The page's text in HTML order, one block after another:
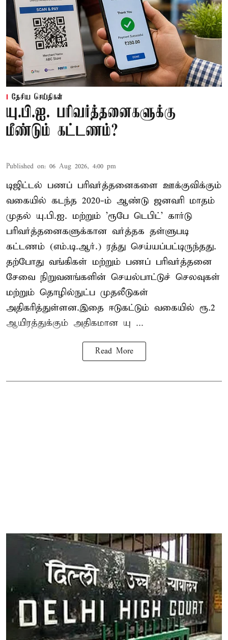
தேசிய செய்திகள்
யு.பி.ஐ. பரிவர்த்தனைகளுக்கு
மீண்டும் கட்டணம்?
Published on: 06 Aug 2026, 4:00 pm
டிஜிட்டல் பணப் பரிவர்த்தனைகளை ஊக்குவிக்கும்
வகையில் கடந்த 2020-ம் ஆண்டு ஜனவரி மாதம்
முதல் யு.பி.ஐ. மற்றும் 'ரூபே டெபிட்' கார்டு
பரிவர்த்தனைகளுக்கான வர்த்தக தள்ளுபடி
கட்டணம் (எம்.டி.ஆர்.) ரத்து செய்யப்பட்டிருந்தது.
தற்போது வங்கிகள் மற்றும் பணப் பரிவர்த்தனை
சேவை நிறுவனங்களின் செயல்பாட்டுச் செலவுகள்
மற்றும் தொழில்நுட்ப முதலீடுகள்
அதிகரித்துள்ளன.இதை ஈடுகட்டும் வகையில் ரூ.2
ஆயிரத்துக்கும் அதிகமான யு ...
Read More